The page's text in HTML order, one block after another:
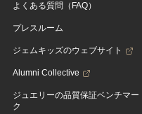
よくある質問（FAQ）
プレスルーム
ジェムキッズのウェブサイト
Alumni Collective
ジュエリーの品質保証ベンチマー
ク